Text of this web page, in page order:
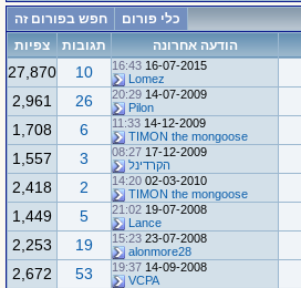
כלי פורום
חפש בפורום זה
הודעה אחרונה תגובות צפיות
16-07-2015
16:43
Lomez
10
27,870
14-07-2009
20:29
Pilon
26
2,961
14-12-2009
11:33
TIMON the mongoose
6
1,708
17-12-2009
08:27
הקרדינל
3
1,557
02-03-2010
14:20
TIMON the mongoose
2
2,418
19-07-2008
21:02
Lance
5
1,449
23-07-2008
15:23
alonmore28
19
2,253
14-09-2008
19:37
VCPA
53
2,672